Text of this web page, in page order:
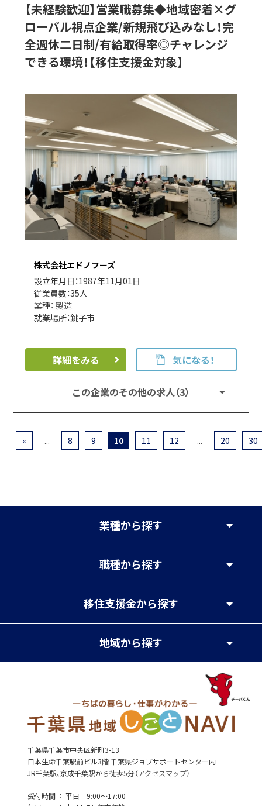
【未経験歓迎】営業職募集◆地域密着×グ
ローバル視点企業/新規飛び込みなし！完
全週休二日制/有給取得率◎チャレンジ
できる環境！【移住支援金対象】
株式会社エドノフーズ
設立年月日：1987年11月01日
従業員数：35人
業種：製造
就業場所：銚子市
詳細をみる 気になる！
この企業のその他の求人（3）
« ... 8 9 10 11 12 ... 20 30
業種から探す
職種から探す
移住支援金から探す
地域から探す
千葉県千葉市中央区新町3-13
日本生命千葉駅前ビル3階 千葉県ジョブサポートセンター内
JR千葉駅、京成千葉駅から徒歩5分（アクセスマップ）
受付時間
平日 9:00～17:00